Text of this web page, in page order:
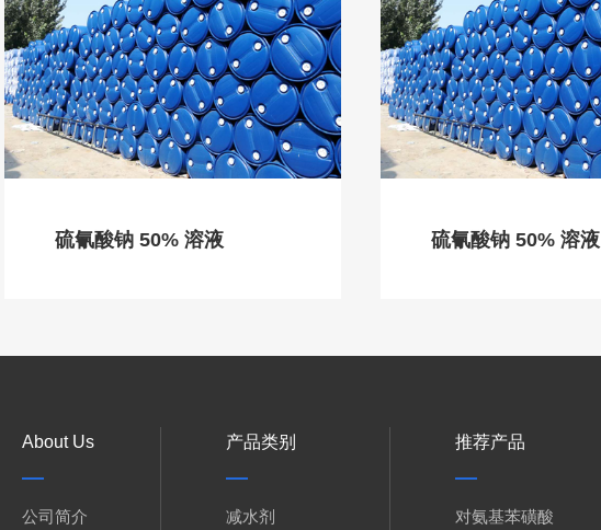
硫氰酸钠 50% 溶液 硫氰酸钠 50% 溶液
About Us
公司简介
产品类别
减水剂
推荐产品
对氨基苯磺酸